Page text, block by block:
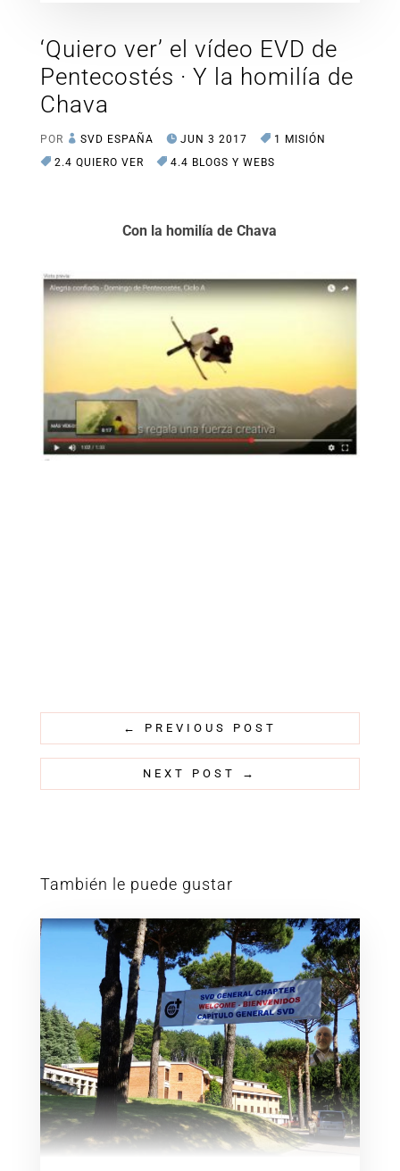
‘Quiero ver’ el vídeo EVD de
Pentecostés · Y la homilía de
Chava
POR SVD ESPAÑA JUN 3 2017
1 MISIÓN
2.4 QUIERO VER
4.4 BLOGS Y WEBS
Con la homilía de Chava
← PREVIOUS POST
NEXT POST →
También le puede gustar